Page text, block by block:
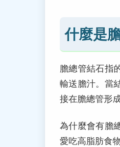
什麼是
膽總管結石指
輸送膽汁。當
接在膽總管形成
為什麼會有膽
愛吃高脂肪食